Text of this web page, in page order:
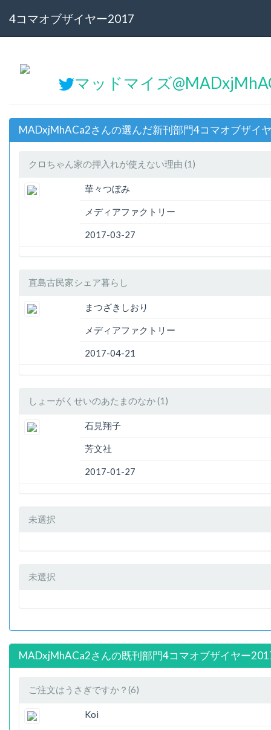
4コマオブザイヤー2017
マッドマイズ
MADxjMhACa2さんの選んだ新刊部門4コマオブザイ
クロちゃん家の押入れが使えない理由 (1)
華々つぼみ
メディアファクトリー
2017-03-27
直島古民家シェア暮らし
まつざきしおり
メディアファクトリー
2017-04-21
しょーがくせいのあたまのなか (1)
石見翔子
芳文社
2017-01-27
未選択
未選択
MADxjMhACa2さんの既刊部門4コマオブザイヤー
ご注文はうさぎですか？(6)
Koi